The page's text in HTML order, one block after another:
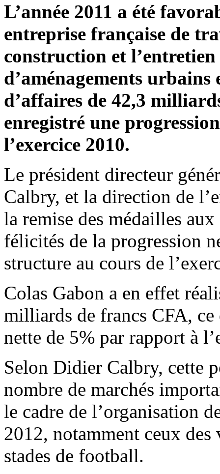
L’année 2011 a été
entreprise française de
construction et
d’aménagements
d’affaires de 42,3
enregistré une
l’exercice 2010.
Le président directeur
Calbry, et la direction de
la remise des médailles
félicités de la progression
structure au cours de
Colas Gabon a en effet
milliards de francs CFA, ce
nette de 5% par rapport à
Selon Didier Calbry, cette
nombre de marchés
le cadre de l’organisation
2012, notamment ceux des
stades de football.